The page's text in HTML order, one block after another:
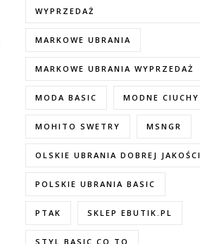
WYPRZEDAŻ
MARKOWE UBRANIA
MARKOWE UBRANIA WYPRZEDAŻ
MODA BASIC MODNE CIUCHY
MOHITO SWETRY MSNGR
OLSKIE UBRANIA DOBREJ JAKOŚCI
POLSKIE UBRANIA BASIC
PTAK SKLEP EBUTIK.PL
STYL BASIC CO TO